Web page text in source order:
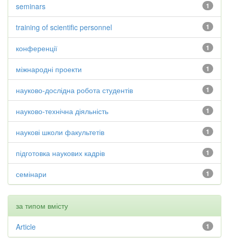
1
seminars
1
training of scientific personnel
1
конференції
1
міжнародні проекти
1
науково-дослідна робота студентів
1
науково-технічна діяльність
1
наукові школи факультетів
1
підготовка наукових кадрів
1
семінари
за типом вмісту
1
Article